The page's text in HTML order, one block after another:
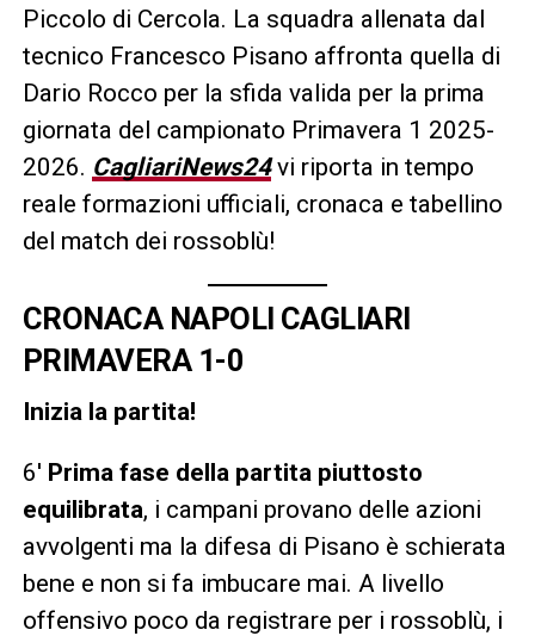
Piccolo di Cercola. La squadra allenata dal
tecnico Francesco Pisano affronta quella di
Dario Rocco per la sfida valida per la prima
giornata del campionato Primavera 1 2025-
2026. CagliariNews24vi riporta in tempo
reale formazioni ufficiali, cronaca e tabellino
del match dei rossoblù!
CRONACA NAPOLI CAGLIARI
PRIMAVERA 1-0
Inizia la partita!
6′ Prima fase della partita piuttosto
equilibrata, i campani provano delle azioni
avvolgenti ma la difesa di Pisano è schierata
bene e non si fa imbucare mai. A livello
offensivo poco da registrare per i rossoblù, i